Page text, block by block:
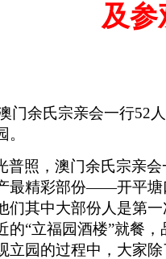
及参
门余氏宗亲会一行52
普照，澳门余氏宗亲会
最精彩部份——开平塘
们其中大部份人是第
的“立福园酒楼”就餐
园的过程中，大家